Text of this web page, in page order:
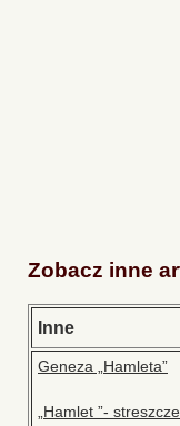
Zobacz inne
Inne
Geneza „Hamleta”
„Hamlet ”-